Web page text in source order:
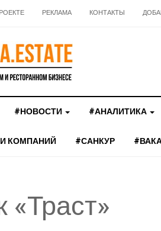
РЕКЛАМА КОНТАКТЫ
#НОВОСТИ #АНАЛИТИКА
КОМПАНИЙ #САНКУР
«Траст»